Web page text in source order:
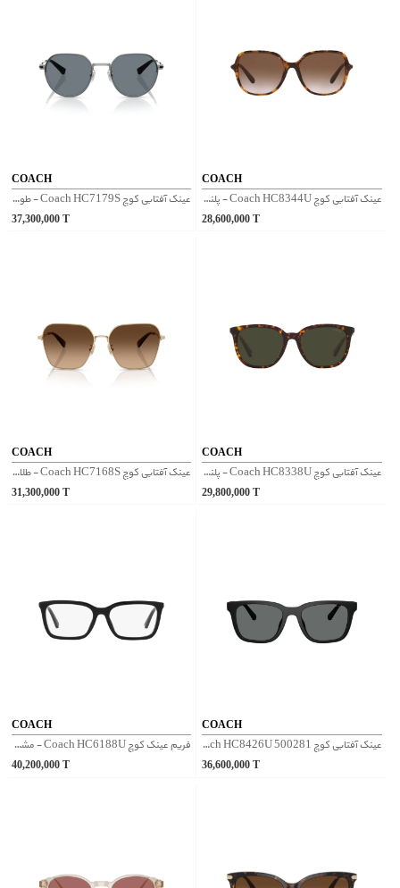
COACH
عینک آفتابی کوچ Coach HC7179S - طوسی
37,300,000T
COACH
عینک آفتابی کوچ Coach HC8344U - پلنگی
28,600,000 T
COACH
عینک آفتابی کوچ Coach HC7168S - طلایی
31,300,000T
COACH
عینک آفتابی کوچ Coach HC8338U - پلنگی
29,800,000 T
COACH
فریم عینک کوچ Coach HC6188U - مشکی
40,200,000T
COACH
عینک آفتابی کوچ 500281 Coach HC8426U - مشکی
36,600,000 T